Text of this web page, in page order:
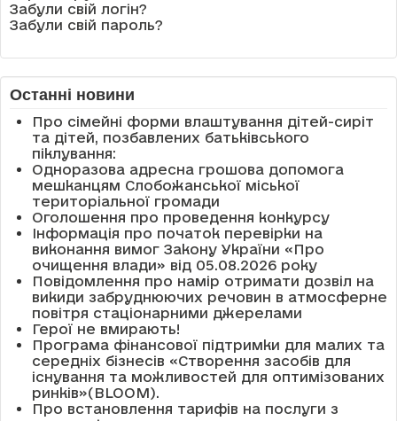
Забули свій логін?
Забули свій пароль?
Останні новини
Про сімейні форми влаштування дітей-сиріт
та дітей, позбавлених батьківського
піклування:
Одноразова адресна грошова допомога
мешканцям Слобожанської міської
територіальної громади
Оголошення про проведення конкурсу
Інформація про початок перевірки на
виконання вимог Закону України «Про
очищення влади» від 05.08.2026 року
Повідомлення про намір отримати дозвіл на
викиди забруднюючих речовин в атмосферне
повітря стаціонарними джерелами
Герої не вмирають!
Програма фінансової підтримки для малих та
середніх бізнесів «Створення засобів для
існування та можливостей для оптимізованих
ринків»(BLOOM).
Про встановлення тарифів на послуги з